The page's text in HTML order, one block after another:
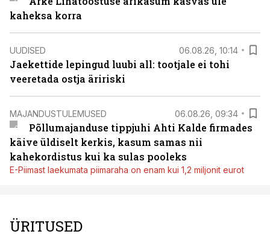
kaheksa korra
UUDISED 06.08.26, 10:14
Jaekettide lepingud luubi all: tootjale ei tohi
veeretada ostja äririski
MAJANDUSTULEMUSED 06.08.26, 09:34
Põllumajanduse tippjuhi Ahti Kalde firmades
käive üldiselt kerkis, kasum samas nii
kahekordistus kui ka sulas pooleks
E-Piimast laekumata piimaraha on enam kui 1,2 miljonit eurot
ÜRITUSED